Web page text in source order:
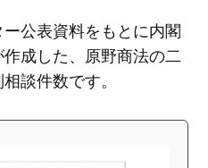
公表資料をもとに内閣
成した、原野商法の二
談件数です。